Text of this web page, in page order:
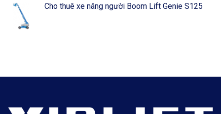
Cho thuê xe nâng người Boom Lift Genie S125